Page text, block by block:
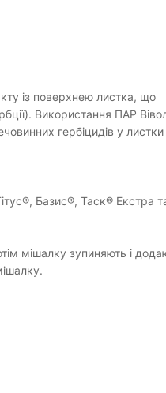
із поверхнею листка, що
Використання ПАР
гербіцидів у листки
Базис®, Таск® Екстра
мішалку зупиняють і